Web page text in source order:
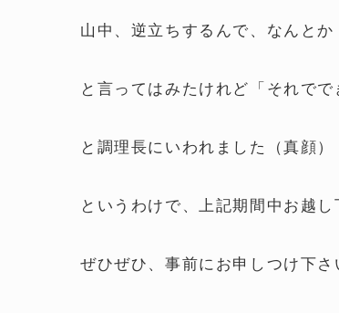
山中、逆立ちするんで、なんとか
と言ってはみたけれど「それで
と調理長にいわれました（真顔）
というわけで、上記期間中お越し
ぜひぜひ、事前にお申しつけ下さ